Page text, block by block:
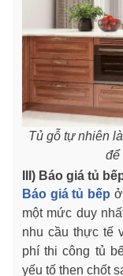
Tủ gỗ tự nhiên
để
III) Báo giá tủ
Báo giá tủ bếp
một mức duy
nhu cầu thực tế
phí thi công tủ
yếu tố then chốt